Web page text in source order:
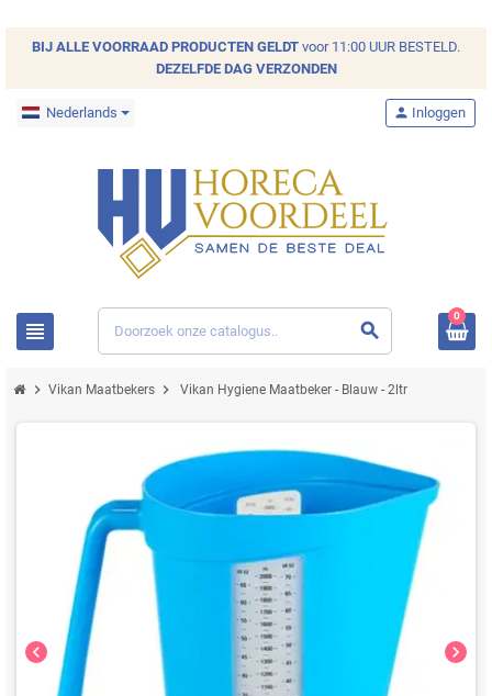
BIJ ALLE VOORRAAD PRODUCTEN GELDT voor 11:00 UUR BESTELD.
DEZELFDE DAG VERZONDEN
Nederlands
view_headline search
person Inloggen
0
chevron_right Vikan Maatbekers chevron_right Vikan Hygiene Maatbeker - Blauw - 2ltr
chevron_left chevron_right